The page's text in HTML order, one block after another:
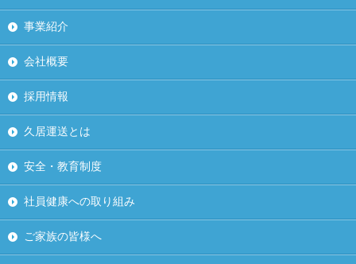
事業紹介
会社概要
採用情報
久居運送とは
安全・教育制度
社員健康への取り組み
ご家族の皆様へ